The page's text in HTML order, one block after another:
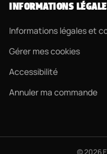
INFORMATIONS
Informations légales et
Gérer mes cookies
Accessibilité
Annuler ma commande
© 2026